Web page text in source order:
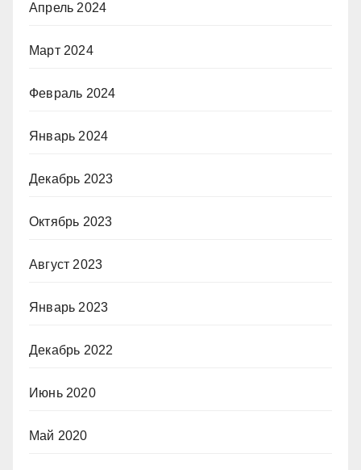
Апрель 2024
Март 2024
Февраль 2024
Январь 2024
Декабрь 2023
Октябрь 2023
Август 2023
Январь 2023
Декабрь 2022
Июнь 2020
Май 2020